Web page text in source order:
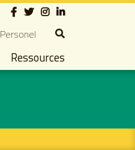
Social
Personel
Ressources